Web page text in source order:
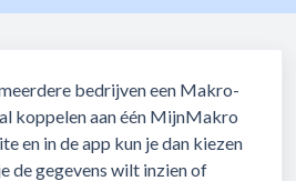
bedrijven een Makro-
koppelen aan één MijnMakro
en in de app kun je dan kiezen
de gegevens wilt inzien of